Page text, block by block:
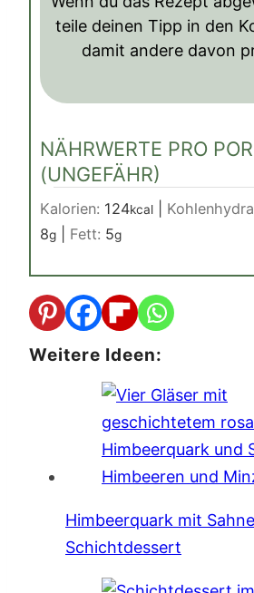
teile deinen Tipp in den
damit andere davon
NÄHRWERTE PRO
(UNGEFÄHR)
Kalorien: 124kcal
8g Fett: 5g
Weitere Ideen:
Himbeerquark mit
Schichtdessert